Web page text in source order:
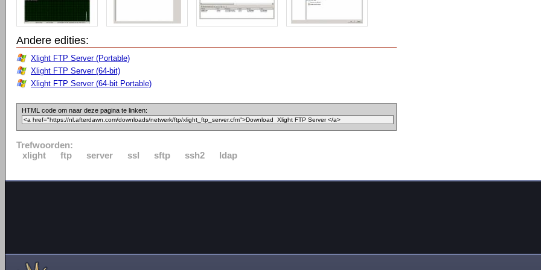
Andere edities:
Xlight FTP Server (Portable)
Xlight FTP Server (64-bit)
Xlight FTP Server (64-bit Portable)
HTML code om naar deze pagina te linken:
Trefwoorden:
xlight
ftp server ssl sftp ssh2 ldap